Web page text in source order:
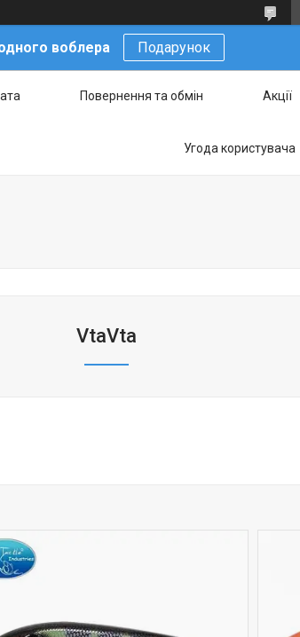
воблера Подарунок
Повернення та обмін Акції
Угода користувача
VtaVta